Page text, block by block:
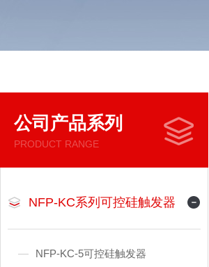
公司产品系列
PRODUCT RANGE
NFP-KC系列可控硅触发器
NFP-KC-5可控硅触发器